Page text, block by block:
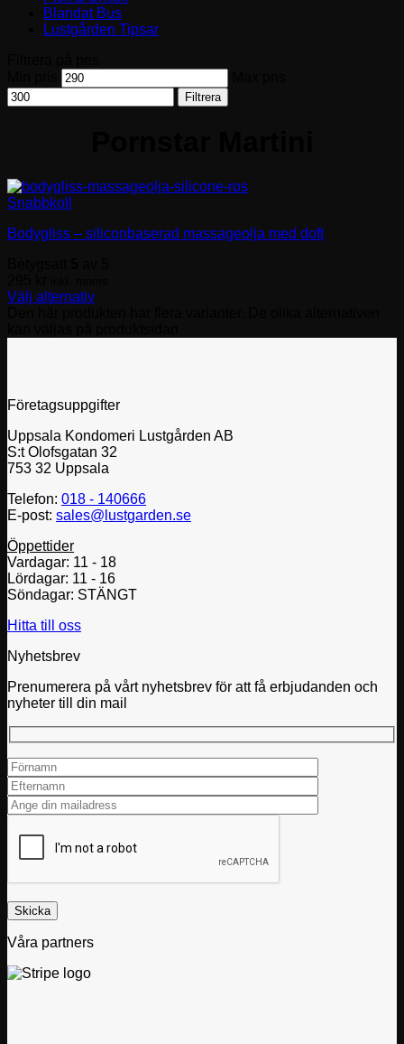
Blandat Bus
Lustgården Tipsar
Filtrera
Snabbkoll
Bodygliss – siliconbaserad massageolja med doft
Välj alternativ
Företagsuppgifter
Uppsala Kondomeri Lustgården AB
S:t Olofsgatan 32
753 32 Uppsala
Telefon: 018 - 140666
E-post: sales@lustgarden.se
Öppettider
Vardagar: 11 - 18
Lördagar: 11 - 16
Söndagar: STÄNGT
Hitta till oss
Nyhetsbrev
Prenumerera på vårt nyhetsbrev för att få erbjudanden och
nyheter till din mail
Våra partners